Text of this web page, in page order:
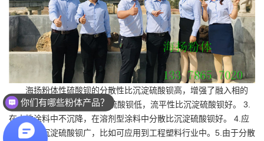
海扬粉体性硫酸钡的分散性比沉淀硫酸钡高，增强了融入相的
性能指标。 2.吸油率比沉淀硫酸钡低，流平性比沉淀硫酸钡好。 3.
在水性涂料中不沉降，在溶剂型涂料中分散比沉淀硫酸钡好。 4.应
用范围比沉淀硫酸钡广，比如可应用到工程塑料行业中。5.由于分散
你们有哪些粉体产品？